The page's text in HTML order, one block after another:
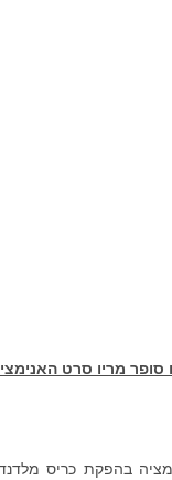
מריו סרט